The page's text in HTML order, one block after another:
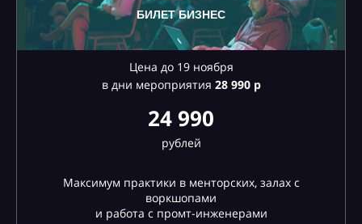
БИЛЕТ БИЗНЕС
Цена до 19 ноября
в дни мероприятия 28990 р
24 990
рублей
Максимум практики в менторских, залах с
воркшопами
и работа с промт-инженерами